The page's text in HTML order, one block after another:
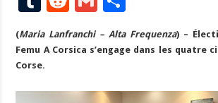
e
b
o
es
ky gr
m
p
h
l
u
m
bl
r
e
d
t
m
ai
ar
ta
er
(Maria Lanfranchi – Alta Frequenza) –
Femu A Corsica s’engage dans les quatre
Corse.